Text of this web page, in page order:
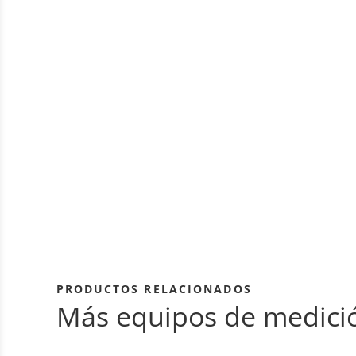
PRODUCTOS RELACIONADOS
Más equipos de